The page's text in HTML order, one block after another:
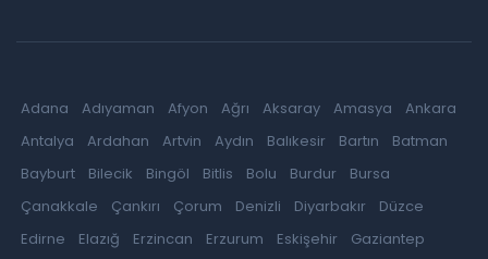
Adana Adıyaman Afyon Ağrı Aksaray Amasya
Ankara
Antalya
Ardahan Artvin Aydın Balıkesir Bartın
Batman
Bayburt
Bilecik Bingöl Bitlis Bolu Burdur
Bursa
Çanakkale
Çankırı Çorum Denizli Diyarbakır
Düzce
Edirne
Elazığ Erzincan Erzurum Eskişehir
Gaziantep